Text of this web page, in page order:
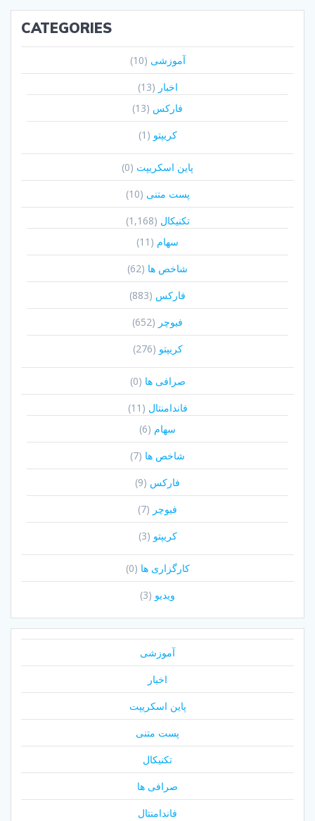
CATEGORIES
آموزشی (10)
اخبار (13)
فارکس (13)
کریپتو (1)
پاین اسکریپت (0)
پست متنی (10)
تکنیکال (1,168)
سهام (11)
شاخص ها (62)
فارکس (883)
فیوچر (652)
کریپتو (276)
صرافی ها (0)
فاندامنتال (11)
سهام (6)
شاخص ها (7)
فارکس (9)
فیوچر (7)
کریپتو (3)
کارگزاری ها (0)
ویدیو (3)
آموزشی
اخبار
پاین اسکریپت
پست متنی
تکنیکال
صرافی ها
فاندامنتال